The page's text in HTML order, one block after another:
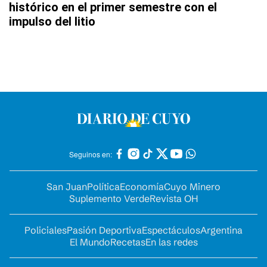
histórico en el primer semestre con el
impulso del litio
Seguinos en:
San JuanPolíticaEconomíaCuyo Minero
Suplemento VerdeRevista OH
PolicialesPasión DeportivaEspectáculosArgentina
El MundoRecetasEn las redes